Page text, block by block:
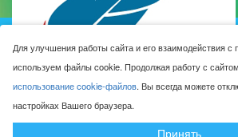
Федеральный портал «Российское
учреждение Русская средняя
школа имени Героя Советского Союза
2026
Сделано с ❤ в
Для улучшения работы сайта и его взаимодействия
используем файлы cookie. Продолжая работу с
использование cookie-файлов. Вы всегда можете
настройках Вашего браузера.
Принять